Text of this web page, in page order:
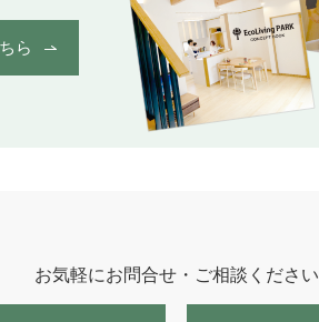
ら
お気軽にお問合せ・ご相談ください